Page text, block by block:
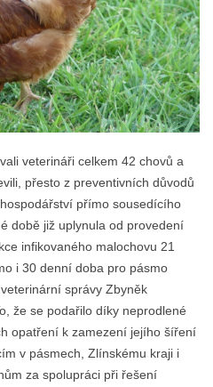
veterináři celkem 42 chovů a
přesto z preventivních důvodů
přímo sousedícího
době již uplynula od provedení
infikovaného malochovu 21
i 30 denní doba pro pásmo
správy Zbyněk
že se podařilo díky neprodlené
opatření k zamezení jejího šíření
v pásmech, Zlínskému kraji i
za spolupráci při řešení